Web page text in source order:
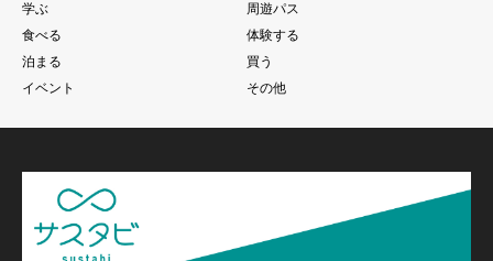
学ぶ
周遊パス
食べる
体験する
泊まる
買う
イベント
その他